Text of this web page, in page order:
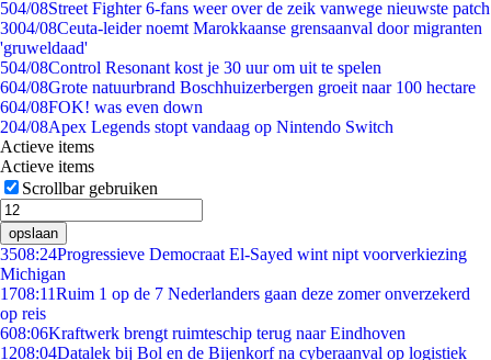
504/08Street Fighter 6-fans weer over de zeik vanwege nieuwste patch
3004/08Ceuta-leider noemt Marokkaanse grensaanval door migranten
'gruweldaad'
504/08Control Resonant kost je 30 uur om uit te spelen
604/08Grote natuurbrand Boschhuizerbergen groeit naar 100 hectare
604/08FOK! was even down
204/08Apex Legends stopt vandaag op Nintendo Switch
Actieve items
Actieve items
Scrollbar gebruiken
opslaan
3508:24Progressieve Democraat El-Sayed wint nipt voorverkiezing
Michigan
1708:11Ruim 1 op de 7 Nederlanders gaan deze zomer onverzekerd
op reis
608:06Kraftwerk brengt ruimteschip terug naar Eindhoven
1208:04Datalek bij Bol en de Bijenkorf na cyberaanval op logistiek